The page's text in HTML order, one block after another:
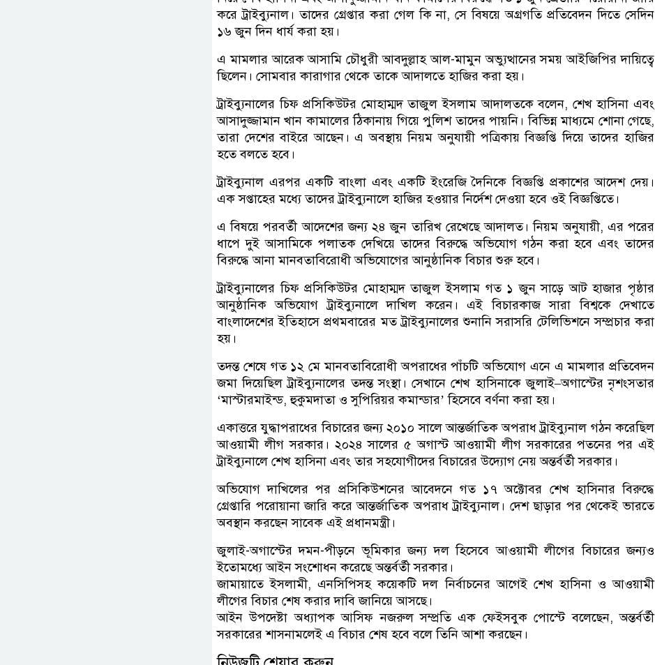
করে ট্রাইব্যুনাল। তাদের গ্রেপ্তার করা গেল কি না, সে বিষয়ে অগ্রগতি প্রতিবেদন দিতে সেদিন
১৬ জুন দিন ধার্য করা হয়।
এ মামলার আরেক আসামি চৌধুরী আবদুল্লাহ আল-মামুন অভ্যুত্থানের সময় আইজিপির দায়িত্বে
ছিলেন। সোমবার কারাগার থেকে তাকে আদালতে হাজির করা হয়।
ট্রাইব্যুনালের চিফ প্রসিকিউটর মোহাম্মদ তাজুল ইসলাম আদালতকে বলেন, শেখ হাসিনা এবং
আসাদুজ্জামান খান কামালের ঠিকানায় গিয়ে পুলিশ তাদের পায়নি। বিভিন্ন মাধ্যমে শোনা গেছে,
তারা দেশের বাইরে আছেন। এ অবস্থায় নিয়ম অনুযায়ী পত্রিকায় বিজ্ঞপ্তি দিয়ে তাদের হাজির
হতে বলতে হবে।
ট্রাইব্যুনাল এরপর একটি বাংলা এবং একটি ইংরেজি দৈনিকে বিজ্ঞপ্তি প্রকাশের আদেশ দেয়।
এক সপ্তাহের মধ্যে তাদের ট্রাইব্যুনালে হাজির হওয়ার নির্দেশ দেওয়া হবে ওই বিজ্ঞপ্তিতে।
এ বিষয়ে পরবর্তী আদেশের জন্য ২৪ জুন তারিখ রেখেছে আদালত। নিয়ম অনুযায়ী, এর পরের
ধাপে দুই আসামিকে পলাতক দেখিয়ে তাদের বিরুদ্ধে অভিযোগ গঠন করা হবে এবং তাদের
বিরুদ্ধে আনা মানবতাবিরোধী অভিযোগের আনুষ্ঠানিক বিচার শুরু হবে।
ট্রাইব্যুনালের চিফ প্রসিকিউটর মোহাম্মদ তাজুল ইসলাম গত ১ জুন সাড়ে আট হাজার পৃষ্ঠার
আনুষ্ঠানিক অভিযোগ ট্রাইব্যুনালে দাখিল করেন। এই বিচারকাজ সারা বিশ্বকে দেখাতে
বাংলাদেশের ইতিহাসে প্রথমবারের মত ট্রাইব্যুনালের শুনানি সরাসরি টেলিভিশনে সম্প্রচার করা
হয়।
তদন্ত শেষে গত ১২ মে মানবতাবিরোধী অপরাধের পাঁচটি অভিযোগ এনে এ মামলার প্রতিবেদন
জমা দিয়েছিল ট্রাইব্যুনালের তদন্ত সংস্থা। সেখানে শেখ হাসিনাকে জুলাই–অগাস্টের নৃশংসতার
‘মাস্টারমাইন্ড, হুকুমদাতা ও সুপিরিয়র কমান্ডার’ হিসেবে বর্ণনা করা হয়।
একাত্তরে যুদ্ধাপরাধের বিচারের জন্য ২০১০ সালে আন্তর্জাতিক অপরাধ ট্রাইব্যুনাল গঠন করেছিল
আওয়ামী লীগ সরকার। ২০২৪ সালের ৫ অগাস্ট আওয়ামী লীগ সরকারের পতনের পর এই
ট্রাইব্যুনালে শেখ হাসিনা এবং তার সহযোগীদের বিচারের উদ্যোগ নেয় অন্তর্বর্তী সরকার।
অভিযোগ দাখিলের পর প্রসিকিউশনের আবেদনে গত ১৭ অক্টোবর শেখ হাসিনার বিরুদ্ধে
গ্রেপ্তারি পরোয়ানা জারি করে আন্তর্জাতিক অপরাধ ট্রাইব্যুনাল। দেশ ছাড়ার পর থেকেই ভারতে
অবস্থান করছেন সাবেক এই প্রধানমন্ত্রী।
জুলাই-অগাস্টের দমন-পীড়নে ভূমিকার জন্য দল হিসেবে আওয়ামী লীগের বিচারের জন্যও
ইতোমধ্যে আইন সংশোধন করেছে অন্তর্বর্তী সরকার।
জামায়াতে ইসলামী, এনসিপিসহ কয়েকটি দল নির্বাচনের আগেই শেখ হাসিনা ও আওয়ামী
লীগের বিচার শেষ করার দাবি জানিয়ে আসছে।
আইন উপদেষ্টা অধ্যাপক আসিফ নজরুল সম্প্রতি এক ফেইসবুক পোস্টে বলেছেন, অন্তর্বর্তী
সরকারের শাসনামলেই এ বিচার শেষ হবে বলে তিনি আশা করছেন।